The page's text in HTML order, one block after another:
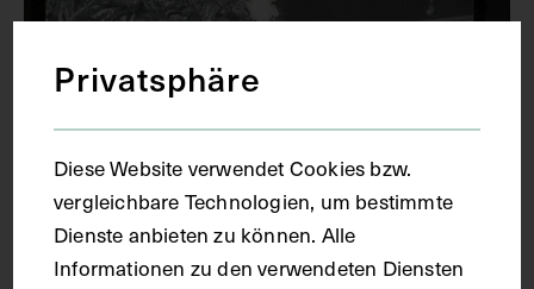
Luise Lindner-Stroh im Gespräch mit
Frau Chiari, vermutlich der Ehefrau von
Privatsphäre
Diese Website verwendet Cookies bzw.
vergleichbare Technologien, um bestimmte
Dienste anbieten zu können. Alle
Informationen zu den verwendeten Diensten